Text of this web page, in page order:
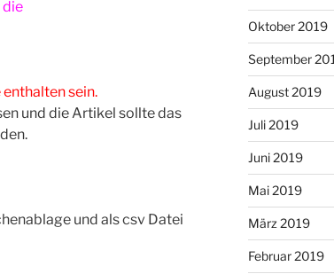
die
sein.
und die Artikel sollte das
und als csv Datei
Oktober 2019
September
August 2019
Juli 2019
Juni 2019
Mai 2019
März 2019
Februar 2019